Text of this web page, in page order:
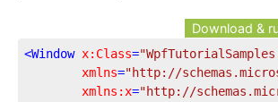
Download &
<Window x:Class=
xmlns="http://
xmlns:x="http://